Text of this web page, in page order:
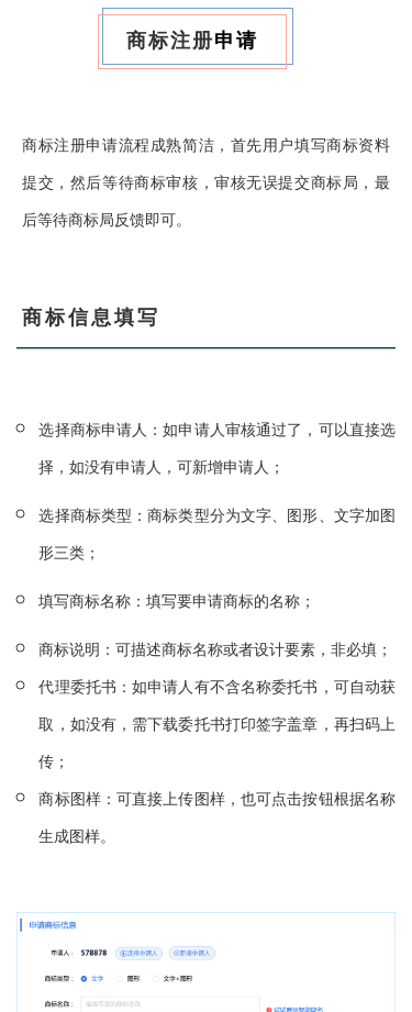
商标注册申请
商标注册申请流程成熟简洁，首先用户填写商标资料
提交，然后等待商标审核，审核无误提交商标局，最
后等待商标局反馈即可。
商标信息填写
选择商标申请人：如申请人审核通过了，可以直接选
择，如没有申请人，可新增申请人；
选择商标类型：商标类型分为文字、图形、文字加图
形三类；
填写商标名称：填写要申请商标的名称；
商标说明：可描述商标名称或者设计要素，非必填；
代理委托书：如申请人有不含名称委托书，可自动获
取，如没有，需下载委托书打印签字盖章，再扫码上
传；
商标图样：可直接上传图样，也可点击按钮根据名称
生成图样。